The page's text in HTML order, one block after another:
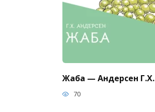
Жаба — Андерсен Г.Х.
70